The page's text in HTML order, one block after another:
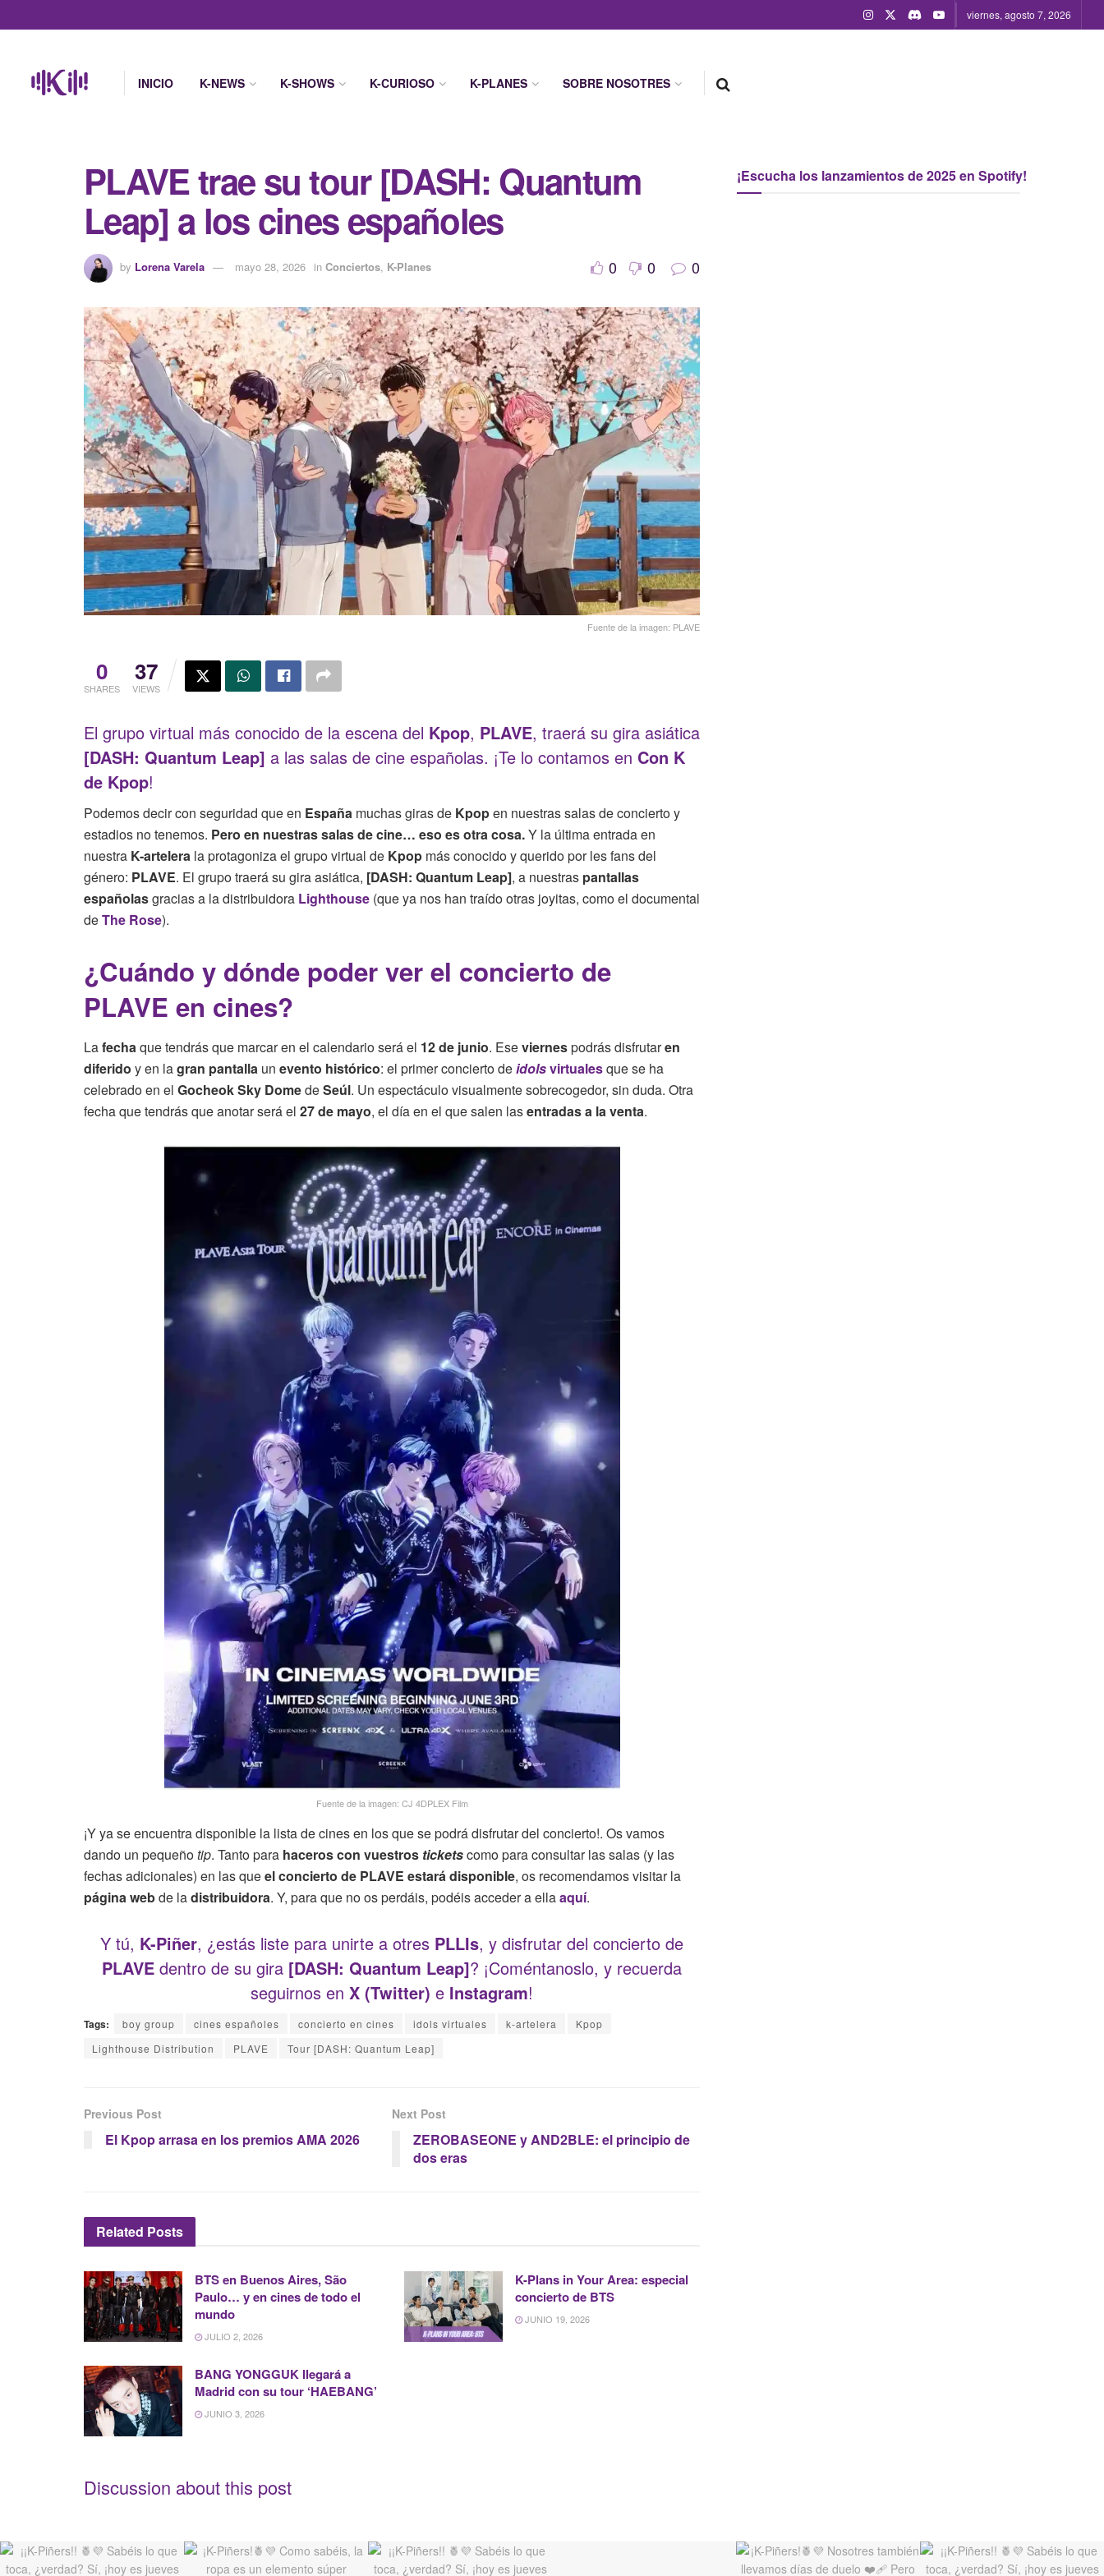
viernes, agosto 7, 2026
INICIO K-NEWS K-SHOWS K-CURIOSO K-PLANES SOBRE NOSOTRES
PLAVE trae su tour [DASH: Quantum
Leap] a los cines españoles
by Lorena Varela mayo 28, 2026 in Conciertos, K-Planes 0 0 0
Fuente de la imagen: PLAVE
0
SHARES
37
VIEWS
El grupo virtual más conocido de la escena del Kpop, PLAVE, traerá su gira asiática
[DASH: Quantum Leap] a las salas de cine españolas. ¡Te lo contamos en Con K
de Kpop!
Podemos decir con seguridad que en España muchas giras de Kpopen nuestras salas de concierto y
estadios no tenemos. Pero en nuestras salas de cine… eso es otra cosa.Y la última entrada en
nuestra K-artelera la protagoniza el grupo virtual de Kpop más conocido y querido por les fans del
género: PLAVE. El grupo traerá su gira asiática, [DASH: Quantum Leap], a nuestras pantallas
españolasgracias a la distribuidora Lighthouse (que ya nos han traído otras joyitas, como el documental
deThe Rose).
¿Cuándo y dónde poder ver el concierto de
PLAVE en cines?
Lafechaque tendrás que marcar en el calendario será el 12 de junio. Eseviernespodrás disfrutaren
diferido y en lagran pantalla un evento histórico: el primer concierto deidolsvirtualesque se ha
celebrado en el Gocheok Sky DomedeSeúl. Un espectáculo visualmente sobrecogedor, sin duda. Otra
fecha que tendrás que anotar será el 27 de mayo, el día en el que salen lasentradas a la venta.
Fuente de la imagen: CJ 4DPLEX Film
¡Y ya se encuentra disponible la lista de cines en los que se podrá disfrutar del concierto!. Os vamos
dando un pequeñotip. Tanto para haceros con vuestros ticketscomo para consultar las salas (y las
fechas adicionales) en las queel concierto de PLAVE estará disponible, os recomendamos visitar la
página webde ladistribuidora. Y, para que no os perdáis, podéis acceder a ellaaquí.
Y tú, K-Piñer, ¿estás liste para unirte a otres PLLIs, y disfrutar del concierto de
PLAVE dentro de su gira [DASH: Quantum Leap]? ¡Coméntanoslo, y recuerda
seguirnos en X (Twitter) e Instagram!
Tags: boy group cines españoles concierto en cines idols virtuales k-artelera
Kpop
Lighthouse Distribution
PLAVE Tour [DASH: Quantum Leap]
Previous Post
El Kpop arrasa en los premios AMA 2026
Next Post
ZEROBASEONE y AND2BLE: el principio de
dos eras
Related Posts
BTS en Buenos Aires, São
Paulo… y en cines de todo el
mundo
JULIO 2, 2026
K-Plans in Your Area: especial
concierto de BTS
JUNIO 19, 2026
BANG YONGGUK llegará a
Madrid con su tour ‘HAEBANG’
JUNIO 3, 2026
Discussion about this post
¡Escucha los lanzamientos de 2025 en Spotify!